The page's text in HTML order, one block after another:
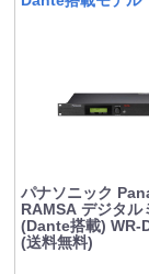
パナソニック
RAMSA デジタル
(Dante搭載) WR-
(送料無料)